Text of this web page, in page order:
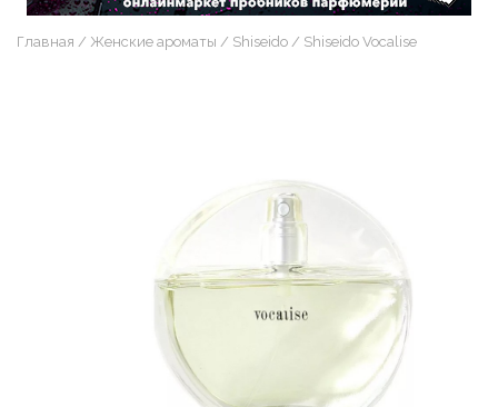
Главная Женские ароматы Shiseido Shiseido Vocalise